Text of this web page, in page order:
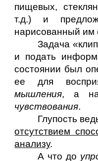
пищевых,
т.д.) и
нарисованный им
Задача
и подать
состоянии был
ее для
мышления, а на
чувствования.
Глупость
отсутствием
анализу.
А что до